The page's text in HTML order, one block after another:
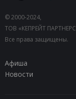
© 2000-2024,
ТОВ «КЕПРЕЙТ
Все права защищены.
Афиша
Новости